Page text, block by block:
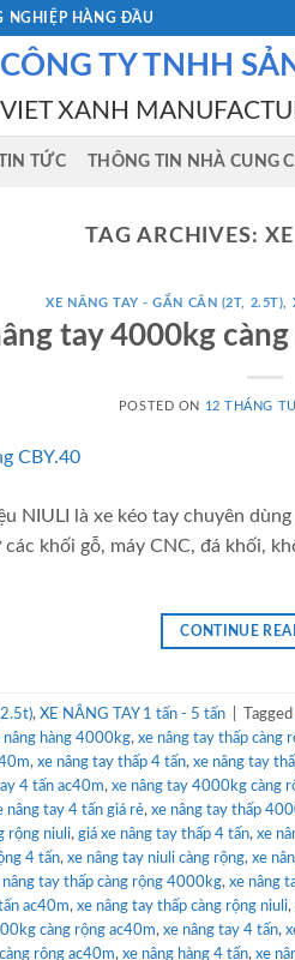
NGHIỆP HÀNG ĐẦU
CÔNG TY TNHH
VIET XANH
TỨC THÔNG TIN NHÀ CUNG
TAG ARCHIVES:
XE NÂNG TAY - GẮN CÂN (2T, 2.5T)
tay 4000kg
POSTED ON 12 THÁNG
NIULI là xe kéo tay chuyên
khối gỗ, máy CNC, đá khối,
CONTINUE
2.5t), XE NÂNG TAY 1 tấn - 5 tấn Tagged
nâng hàng 4000kg, xe nâng tay thấp càng
, xe nâng tay thấp 4 tấn, xe nâng tay
4 tấn ac40m, xe nâng tay 4000kg càng
nâng tay 4 tấn giá rẻ, xe nâng tay thấp
rộng niuli, giá xe nâng tay thấp 4 tấn, xe
4 tấn, xe nâng tay niuli càng rộng, xe
nâng tay thấp càng rộng 4000kg, xe nâng
ac40m, xe nâng tay thấp càng rộng niuli,
càng rộng ac40m, xe nâng tay 4 tấn,
rộng ac40m, xe nâng hàng 4 tấn, xe